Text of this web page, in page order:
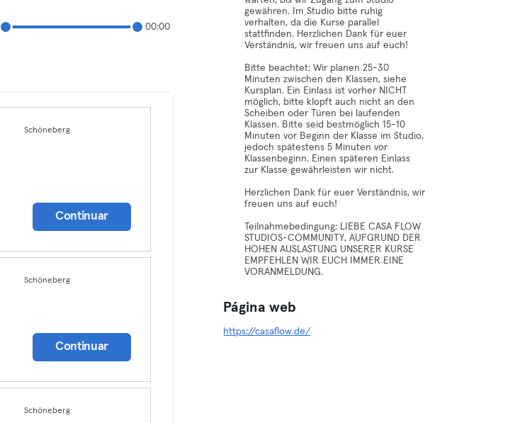
00:00
Schöneberg
Continuar
Schöneberg
Continuar
Schöneberg
gewähren. Im Studio bitte ruhig
verhalten, da die Kurse parallel
stattfinden. Herzlichen Dank für euer
Verständnis, wir freuen uns auf euch!
Bitte beachtet: Wir planen 25-30
Minuten zwischen den Klassen, siehe
Kursplan. Ein Einlass ist vorher NICHT
möglich, bitte klopft auch nicht an den
Scheiben oder Türen bei laufenden
Klassen. Bitte seid bestmöglich 15-10
Minuten vor Beginn der Klasse im Studio,
jedoch spätestens 5 Minuten vor
Klassenbeginn. Einen späteren Einlass
zur Klasse gewährleisten wir nicht.
Herzlichen Dank für euer Verständnis, wir
freuen uns auf euch!
Teilnahmebedingung: LIEBE CASA FLOW
STUDIOS-COMMUNITY, AUFGRUND DER
HOHEN AUSLASTUNG UNSERER KURSE
EMPFEHLEN WIR EUCH IMMER EINE
VORANMELDUNG.
Página web
https://casaflow.de/